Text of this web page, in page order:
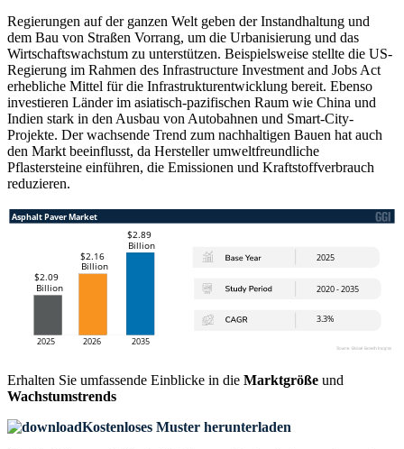
Regierungen auf der ganzen Welt geben der Instandhaltung und
dem Bau von Straßen Vorrang, um die Urbanisierung und das
Wirtschaftswachstum zu unterstützen. Beispielsweise stellte die US-
Regierung im Rahmen des Infrastructure Investment and Jobs Act
erhebliche Mittel für die Infrastrukturentwicklung bereit. Ebenso
investieren Länder im asiatisch-pazifischen Raum wie China und
Indien stark in den Ausbau von Autobahnen und Smart-City-
Projekte. Der wachsende Trend zum nachhaltigen Bauen hat auch
den Markt beeinflusst, da Hersteller umweltfreundliche
Pflastersteine ​​einführen, die Emissionen und Kraftstoffverbrauch
reduzieren.
Erhalten Sie umfassende Einblicke in die Marktgröße und
Wachstumstrends
Kostenloses Muster herunterladen